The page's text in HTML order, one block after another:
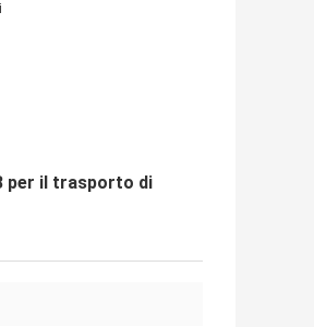
per il trasporto di